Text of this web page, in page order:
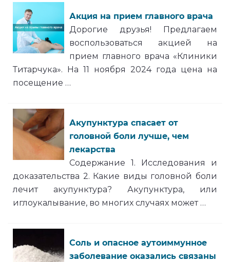
Акция на прием главного врача
Дорогие друзья! Предлагаем
воспользоваться акцией на
прием главного врача «Клиники
Титарчука». На 11 ноября 2024 года цена на
посещение …
Акупунктура спасает от
головной боли лучше, чем
лекарства
Содержание 1. Исследования и
доказательства 2. Какие виды головной боли
лечит акупунктура? Акупунктура, или
иглоукалывание, во многих случаях может …
Соль и опасное аутоиммунное
заболевание оказались связаны